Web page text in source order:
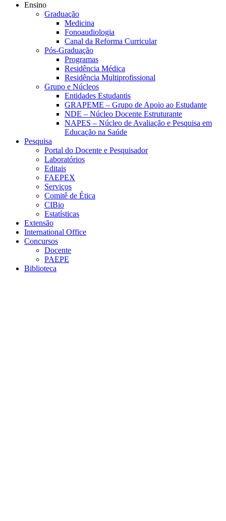
Ensino
Graduação
Medicina
Fonoaudiologia
Canal da Reforma Curricular
Pós-Graduação
Programas
Residência Médica
Residência Multiprofissional
Grupo e Núcleos
Entidades Estudantis
GRAPEME – Grupo de Apoio ao Estudante
NDE – Núcleo Docente Estruturante
NAPES – Núcleo de Avaliação e Pesquisa em
Educação na Saúde
Pesquisa
Portal do Docente e Pesquisador
Laboratórios
Editais
FAEPEX
Serviços
Comitê de Ética
CIBio
Estatísticas
Extensão
International Office
Concursos
Docente
PAEPE
Biblioteca